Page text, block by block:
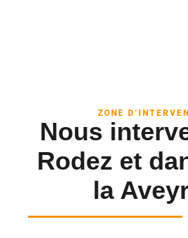
ZONE
Nous
Rodez et
la